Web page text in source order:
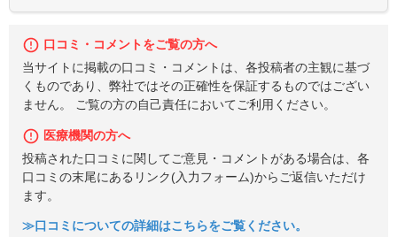
口コミ・コメントをご覧の方へ
当サイトに掲載の口コミ・コメントは、各投稿者の主観に基づ
くものであり、弊社ではその正確性を保証するものではござい
ません。 ご覧の方の自己責任においてご利用ください。
医療機関の方へ
投稿された口コミに関してご意見・コメントがある場合は、各
口コミの末尾にあるリンク(入力フォーム)からご返信いただけ
ます。
≫口コミについての詳細はこちらをご覧ください。